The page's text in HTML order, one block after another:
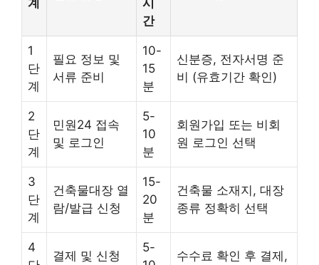
간
1
단
계
필요 정보 및
서류 준비
10-
15
분
신분증, 전자서명 준
비 (유효기간 확인)
2
단
계
민원24 접속
및 로그인
5-
10
분
회원가입 또는 비회
원 로그인 선택
3
단
계
건축물대장 열
람/발급 신청
15-
20
분
건축물 소재지, 대장
종류 정확히 선택
4
결제 및 신청
5-
수수료 확인 후 결제,